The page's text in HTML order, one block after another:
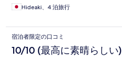
Hideaki、4 泊旅行
宿泊者限定の口コミ
10/10 (最高に素晴らしい)